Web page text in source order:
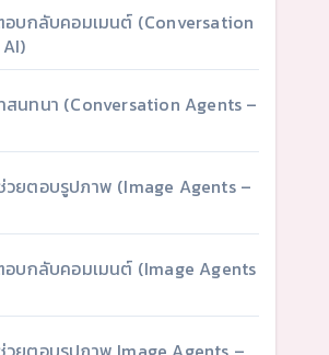
อบกลับคอมเมนต์ (Conversation
นทนา (Conversation Agents –
ยตอบรูปภาพ (Image Agents –
อบกลับคอมเมนต์ (Image Agents